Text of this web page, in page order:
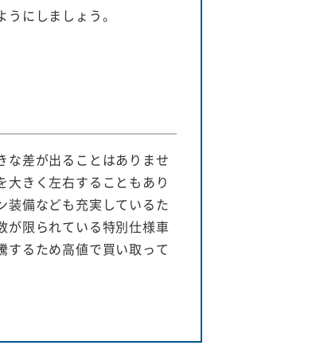
にしましょう。
な差が出ることはありませ
きく左右することもあり
装備なども充実しているた
が限られている特別仕様車
するため高値で買い取って